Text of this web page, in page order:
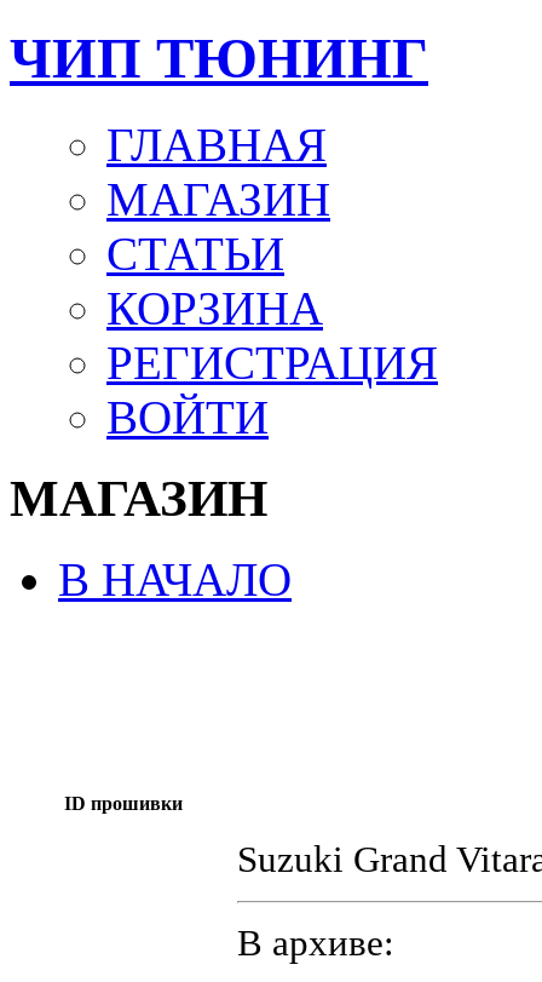
ЧИП ТЮНИНГ
ГЛАВНАЯ
МАГАЗИН
СТАТЬИ
КОРЗИНА
РЕГИСТРАЦИЯ
ВОЙТИ
МАГАЗИН
В НАЧАЛО
ID прошивки
Suzuki Grand
В архиве: